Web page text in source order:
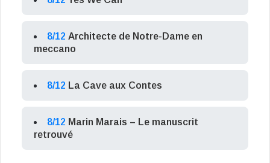
8/12 Architecte de Notre-Dame en
meccano
8/12 La Cave aux Contes
8/12 Marin Marais – Le manuscrit
retrouvé